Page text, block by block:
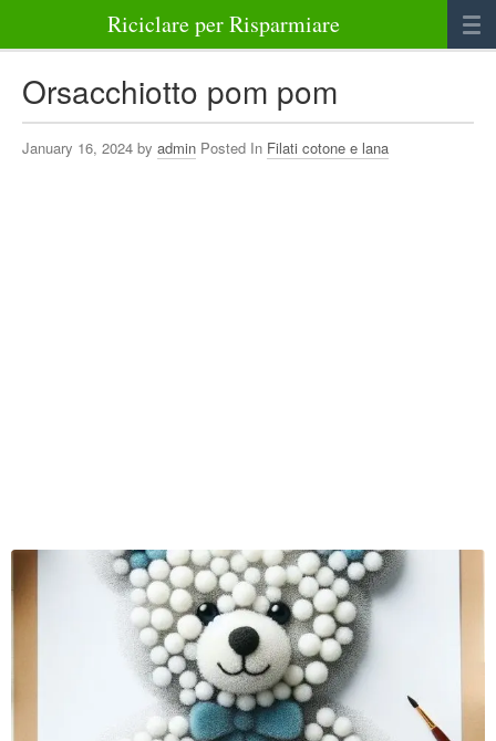
Riciclare per Risparmiare
Bellezza Benessere e Salute
Orsacchiotto pom pom
January 16, 2024 by admin Posted In Filati cotone e lana